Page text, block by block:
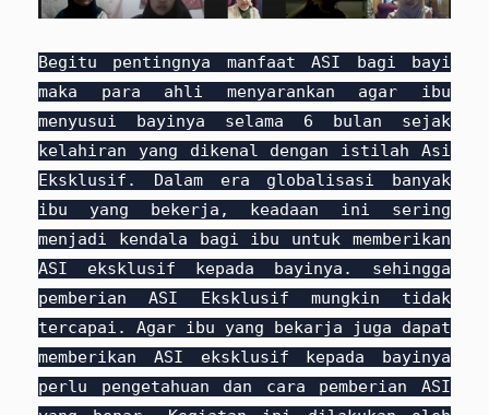
Begitu pentingnya manfaat ASI bagi bayi
maka para ahli menyarankan agar ibu
menyusui bayinya selama 6 bulan sejak
kelahiran yang dikenal dengan istilah Asi
Eksklusif. Dalam era globalisasi banyak
ibu yang bekerja, keadaan ini sering
menjadi kendala bagi ibu untuk memberikan
ASI eksklusif kepada bayinya. sehingga
pemberian ASI Eksklusif mungkin tidak
tercapai. Agar ibu yang bekarja juga dapat
memberikan ASI eksklusif kepada bayinya
perlu pengetahuan dan cara pemberian ASI